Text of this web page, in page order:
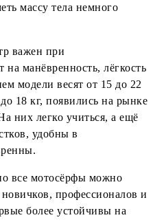
массу тела немного
важен при
на манёвренность, лёгкость
модели весят от 15 до 22
18 кг, появились на рынке
них легко учиться, а ещё
удобны в
все мотосёрфы можно
профессионалов и
более устойчивы на